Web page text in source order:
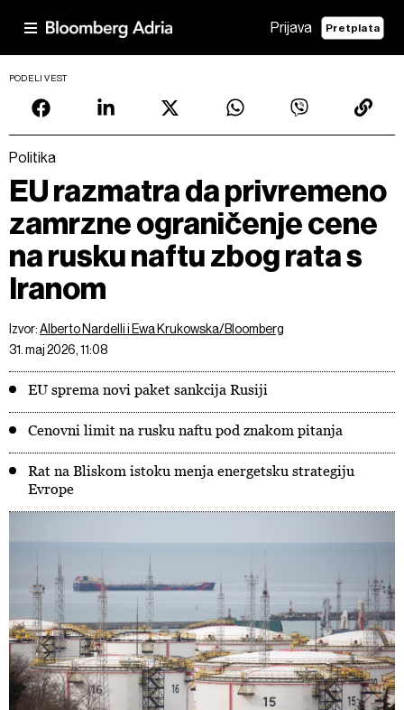
Prijava Pretplata
PODELI VEST
Politika
EU razmatra da privremeno
zamrzne ograničenje cene
na rusku naftu zbog rata s
Iranom
Izvor:Alberto Nardelli i Ewa Krukowska/Bloomberg
31. maj 2026, 11:08
EU sprema novi paket sankcija Rusiji
Cenovni limit na rusku naftu pod znakom pitanja
Rat na Bliskom istoku menja energetsku strategiju
Evrope